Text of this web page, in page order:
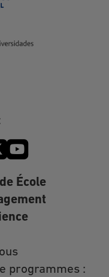
et Libertés
des
vous disposez
à
après votre
aux dispositions
une
suivante
rue Roque de
École
programmes :